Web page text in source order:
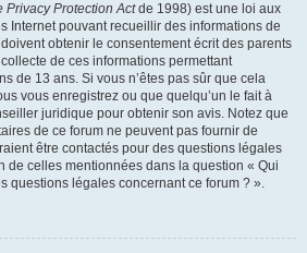
Privacy Protection Actde 1998) est une loi aux
Internet pouvant recueillir des informations de
obtenir le consentement écrit des parents
de ces informations permettant
de 13 ans. Si vous n’êtes pas sûr que cela
vous enregistrez ou que quelqu’un le fait à
juridique pour obtenir son avis. Notez que
de ce forum ne peuvent pas fournir de
être contactés pour des questions légales
de celles mentionnées dans la question « Qui
questions légales concernant ce forum ? ».